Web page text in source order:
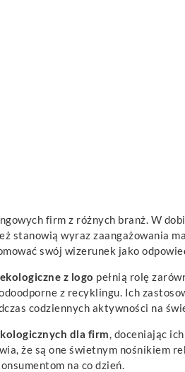
firm z różnych branż. W
stanowią wyraz zaangażowania
swój wizerunek jako
z logo pełnią rolę
z recyklingu. Ich
codziennych aktywności na
dla firm, doceniając
że są one świetnym nośnikiem
na co dzień.